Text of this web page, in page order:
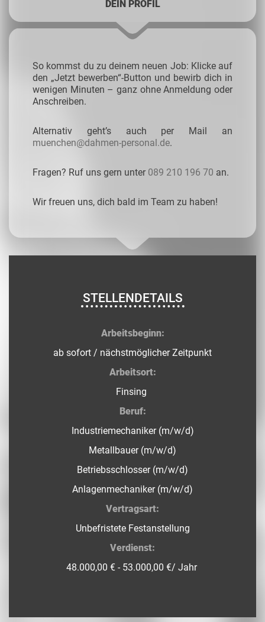
DEIN PROFIL
So kommst du zu deinem neuen Job: Klicke auf
den „Jetzt bewerben“-Button und bewirb dich in
wenigen Minuten – ganz ohne Anmeldung oder
Anschreiben.
Alternativ geht’s auch per Mail an
muenchen@dahmen-personal.de.
Fragen? Ruf uns gern unter 089 210 196 70 an.
Wir freuen uns, dich bald im Team zu haben!
STELLENDETAILS
Arbeitsbeginn:
ab sofort / nächstmöglicher Zeitpunkt
Arbeitsort:
Finsing
Beruf:
Industriemechaniker (m/w/d)
Metallbauer (m/w/d)
Betriebsschlosser (m/w/d)
Anlagenmechaniker (m/w/d)
Vertragsart:
Unbefristete Festanstellung
Verdienst:
48.000,00 € - 53.000,00 €/ Jahr